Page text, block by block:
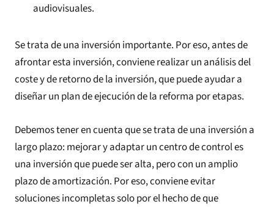
audiovisuales.
Se trata de una inversión importante. Por eso, antes de
afrontar esta inversión, conviene realizar un análisis del
coste y de retorno de la inversión, que puede ayudar a
diseñar un plan de ejecución de la reforma por etapas.
Debemos tener en cuenta que se trata de una inversión a
largo plazo: mejorar y adaptar un centro de control es
una inversión que puede ser alta, pero con un amplio
plazo de amortización. Por eso, conviene evitar
soluciones incompletas solo por el hecho de que